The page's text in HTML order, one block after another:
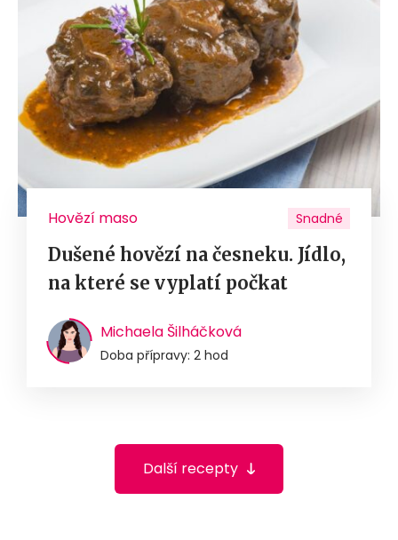
Hovězí maso Snadné
Dušené hovězí na česneku. Jídlo,
na které se vyplatí počkat
Michaela Šilháčková
Doba přípravy: 2 hod
Další recepty